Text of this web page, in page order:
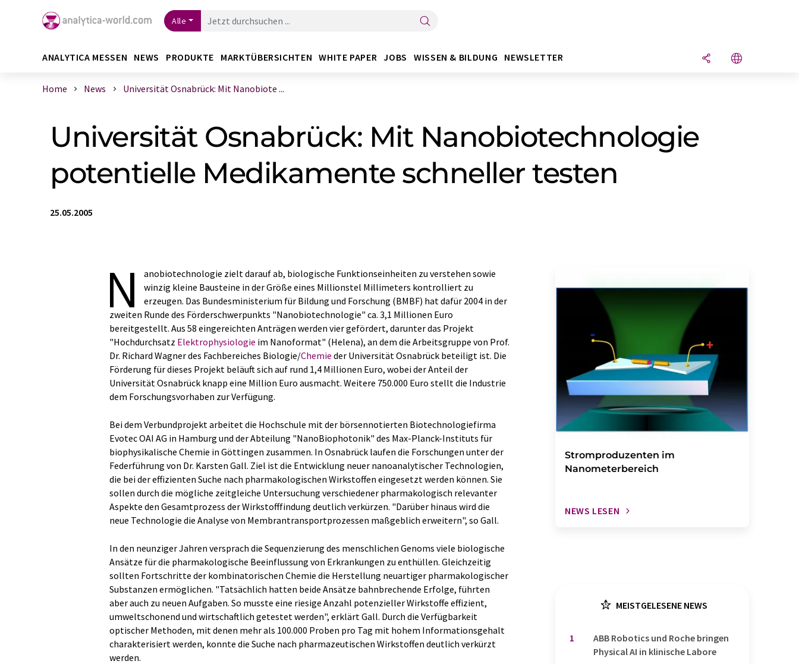
Alle
ANALYTICA MESSEN NEWS PRODUKTE MARKTÜBERSICHTEN WHITE PAPER JOBS WISSEN & BILDUNG NEWSLETTER
Home News Universität Osnabrück: Mit Nanobiote ...
Universität Osnabrück: Mit Nanobiotechnologie
potentielle Medikamente schneller testen
25.05.2005
N
anobiotechnologie zielt darauf ab, biologische Funktionseinheiten zu verstehen sowie
winzig kleine Bausteine in der Größe eines Millionstel Millimeters kontrolliert zu
erzeugen. Das Bundesministerium für Bildung und Forschung (BMBF) hat dafür 2004 in der
zweiten Runde des Förderschwerpunkts "Nanobiotechnologie" ca. 3,1 Millionen Euro
bereitgestellt. Aus 58 eingereichten Anträgen werden vier gefördert, darunter das Projekt
"Hochdurchsatz Elektrophysiologie im Nanoformat" (Helena), an dem die Arbeitsgruppe von Prof.
Dr. Richard Wagner des Fachbereiches Biologie/Chemie der Universität Osnabrück beteiligt ist. Die
Förderung für dieses Projekt beläuft sich auf rund 1,4 Millionen Euro, wobei der Anteil der
Universität Osnabrück knapp eine Million Euro ausmacht. Weitere 750.000 Euro stellt die Industrie
dem Forschungsvorhaben zur Verfügung.
Bei dem Verbundprojekt arbeitet die Hochschule mit der börsennotierten Biotechnologiefirma
Evotec OAI AG in Hamburg und der Abteilung "NanoBiophotonik" des Max-Planck-Instituts für
biophysikalische Chemie in Göttingen zusammen. In Osnabrück laufen die Forschungen unter der
Federführung von Dr. Karsten Gall. Ziel ist die Entwicklung neuer nanoanalytischer Technologien,
die bei der effizienten Suche nach pharmakologischen Wirkstoffen eingesetzt werden können. Sie
sollen durch die mögliche zeitgleiche Untersuchung verschiedener pharmakologisch relevanter
Aspekte den Gesamtprozess der Wirkstofffindung deutlich verkürzen. "Darüber hinaus wird die
neue Technologie die Analyse von Membrantransportprozessen maßgeblich erweitern", so Gall.
In den neunziger Jahren versprach die Sequenzierung des menschlichen Genoms viele biologische
Ansätze für die pharmakologische Beeinflussung von Erkrankungen zu enthüllen. Gleichzeitig
sollten Fortschritte der kombinatorischen Chemie die Herstellung neuartiger pharmakologischer
Substanzen ermöglichen. "Tatsächlich hatten beide Ansätze bahnbrechende Erfolge, führten
aber auch zu neuen Aufgaben. So musste eine riesige Anzahl potenzieller Wirkstoffe effizient,
umweltschonend und wirtschaftlich getestet werden", erklärt Gall. Durch die Verfügbarkeit
optischer Methoden, mit denen mehr als 100.000 Proben pro Tag mit hohem Informationsgehalt
charakterisiert werden, konnte die Suche nach pharmazeutischen Wirkstoffen deutlich verkürzt
werden.
Stromproduzenten im
Nanometerbereich
NEWS LESEN
MEISTGELESENE NEWS
1
​​​​​​​ABB Robotics und Roche bringen
Physical AI in klinische Labore